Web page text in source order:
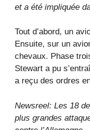
et a été impliquée
Tout d’abord, un
Ensuite, sur un
chevaux. Phase
Stewart a pu
a reçu des ordres
Newsreel: Les 18
plus grandes